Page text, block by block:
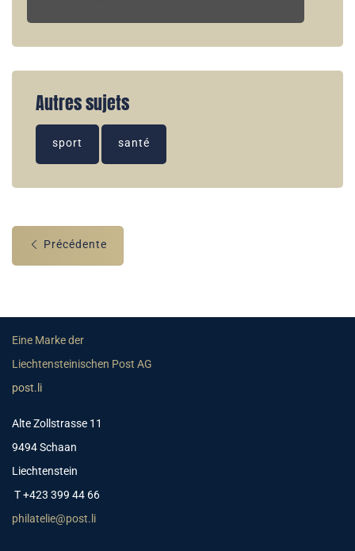
Autres sujets
sport santé
Précédente
Eine Marke der
Liechtensteinischen Post AG
post.li
Alte Zollstrasse 11
9494 Schaan
Liechtenstein
T +423 399 44 66
philatelie@post.li